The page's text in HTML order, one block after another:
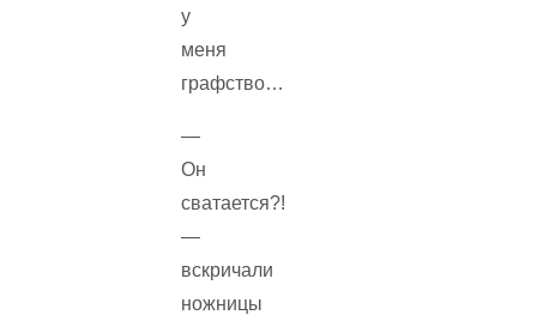
у
меня
графство…
—
Он
сватается?!
—
вскричали
ножницы